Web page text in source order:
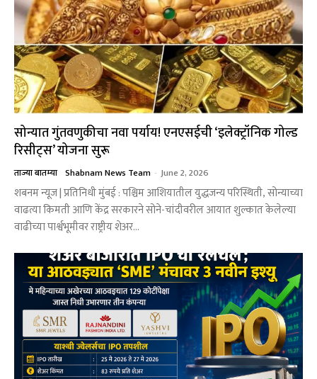
सोन्यात गुंतवणुकीचा नवा पर्याय! एनएसईची ‘इलेक्ट्रॉनिक गोल्ड
रिसीट्स’ योजना सुरू
ताज्या बातम्या Shabnam News Team - June 2, 2026
शबनम न्यूज | प्रतिनिधी मुंबई : पश्चिम आशियातील युद्धजन्य परिस्थिती, सोन्याच्या
वाढत्या किमती आणि केंद्र सरकारने सोने-चांदीवरील आयात शुल्कात केलेल्या
वाढीच्या पार्श्वभूमीवर राष्ट्रीय शेअर...